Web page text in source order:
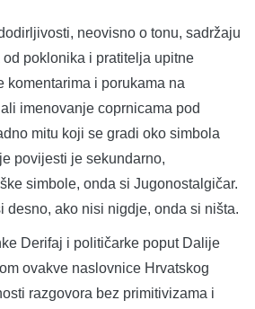
neovisno o tonu, sadržaju
poklonika i pratitelja upitne
komentarima i porukama na
imenovanje coprnicama pod
mitu koji se gradi oko simbola
povijesti je sekundarno,
simbole, onda si Jugonostalgičar.
ako nisi nigdje, onda si ništa.
Derifaj i političarke poput Dalije
ovakve naslovnice Hrvatskog
razgovora bez primitivizama i